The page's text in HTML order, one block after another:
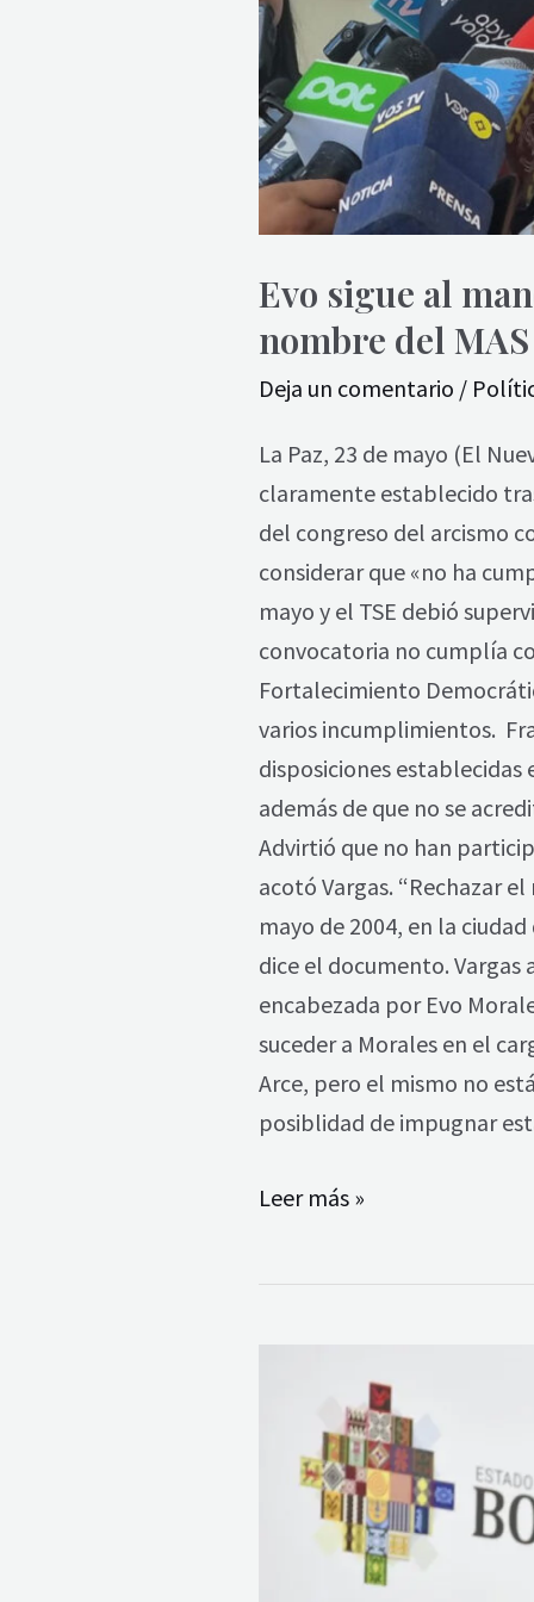
Evo sigue al
nombre del
Deja un comentario /
La Paz, 23 de mayo (El
claramente establecido
del congreso del arcismo
considerar que «no ha
mayo y el TSE debió
convocatoria no cumplía
Fortalecimiento
varios incumplimientos.
disposiciones
además de que no se
Advirtió que no han
acotó Vargas. “Rechazar
mayo de 2004, en la
dice el documento. Vargas
encabezada por Evo
suceder a Morales en el
Arce, pero el mismo no
posiblidad de impugnar
del
MAS
«por
incumplimientos
insubsanables»
Leer más »
desafía
Procurador